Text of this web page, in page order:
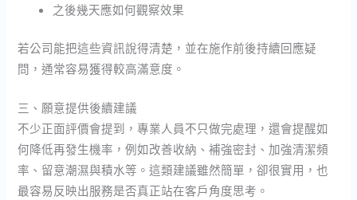
之後幾天應如何觀察效果
若公司能把這些資訊說得清楚，並在施作前後持續回應疑
問，通常容易獲得較高滿意度。
三、願意提供後續建議
不少正面評價會提到，專業人員不只做完處理，還會提醒如
何降低再發生機率，例如改善收納、補強密封、加強清潔頻
率、留意潮濕與積水等。這類建議雖然簡單，卻很實用，也
最容易反映出服務是否真正站在客戶角度思考。